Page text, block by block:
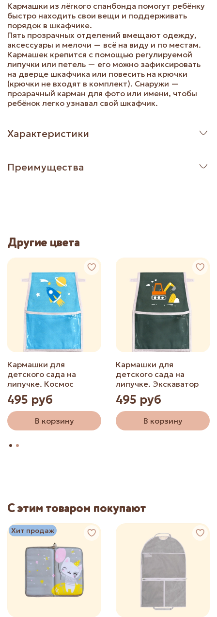
Кармашки из лёгкого спанбонда помогут ребёнку
быстро находить свои вещи и поддерживать
порядок в шкафчике.
Пять прозрачных отделений вмещают одежду,
аксессуары и мелочи — всё на виду и по местам.
Кармашек крепится с помощью регулируемой
липучки или петель — его можно зафиксировать
на дверце шкафчика или повесить на крючки
(крючки не входят в комплект). Снаружи —
прозрачный карман для фото или имени, чтобы
ребёнок легко узнавал свой шкафчик.
Характеристики
Преимущества
Другие цвета
Кармашки для
детского сада на
липучке. Космос
495 руб
В корзину
Кармашки для
детского сада на
липучке. Экскаватор
495 руб
В корзину
С этим товаром покупают
Хит продаж